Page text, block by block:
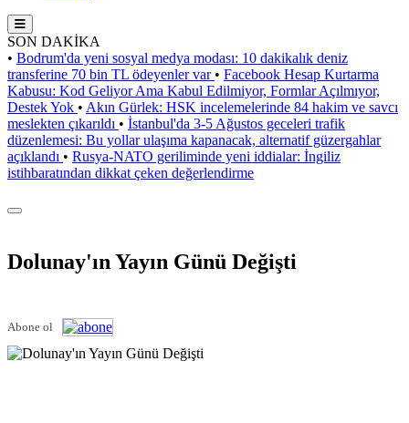
SON DAKİKA
• Bodrum'da yeni sosyal medya modası: 10 dakikalık deniz
transferine 70 bin TL ödeyenler var • Facebook Hesap Kurtarma
Kabusu: Kod Geliyor Ama Kabul Edilmiyor, Formlar Açılmıyor,
Destek Yok • Akın Gürlek: HSK incelemelerinde 84 hakim ve savcı
meslekten çıkarıldı • İstanbul'da 3-5 Ağustos geceleri trafik
düzenlemesi: Bu yollar ulaşıma kapanacak, alternatif güzergahlar
açıklandı • Rusya-NATO geriliminde yeni iddialar: İngiliz
istihbaratından dikkat çeken değerlendirme
Dolunay'ın Yayın Günü Değişti
Abone ol